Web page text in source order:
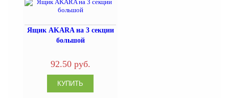
Ящик AKARA на 3 секции
большой
92.50 руб.